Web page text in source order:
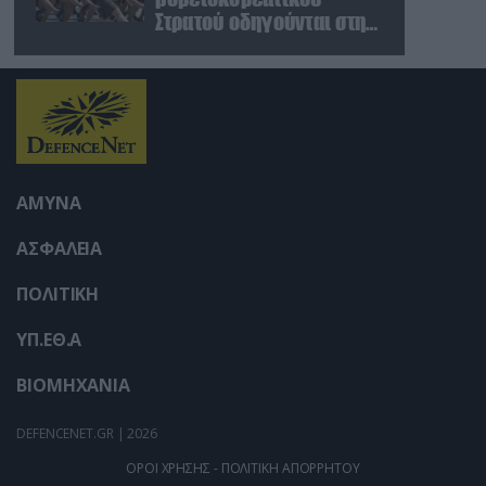
Στρατού οδηγούνται στη
ΑΜΥΝΑ
ΑΣΦΑΛΕΙΑ
ΠΟΛΙΤΙΚΗ
ΥΠ.ΕΘ.Α
ΒΙΟΜΗΧΑΝΙΑ
DEFENCENET.GR | 2026
ΟΡΟΙ ΧΡΗΣΗΣ - ΠΟΛΙΤΙΚΗ ΑΠΟΡΡΗΤΟΥ